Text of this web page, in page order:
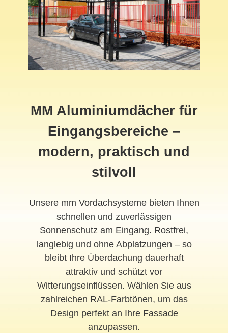
MM Aluminiumdächer für
Eingangsbereiche –
modern, praktisch und
stilvoll
Unsere mm Vordachsysteme bieten Ihnen
schnellen und zuverlässigen
Sonnenschutz am Eingang. Rostfrei,
langlebig und ohne Abplatzungen – so
bleibt Ihre Überdachung dauerhaft
attraktiv und schützt vor
Witterungseinflüssen. Wählen Sie aus
zahlreichen RAL-Farbtönen, um das
Design perfekt an Ihre Fassade
anzupassen.